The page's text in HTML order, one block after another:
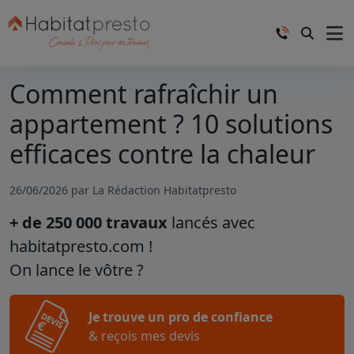
Comment rafraîchir un
appartement ? 10 solutions
efficaces contre la chaleur
26/06/2026 par La Rédaction Habitatpresto
+ de 250 000 travaux lancés avec
habitatpresto.com !
On lance le vôtre ?
Je trouve un pro de confiance
& reçois mes devis